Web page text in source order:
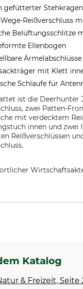
gefütterter Stehkragen
Reißverschluss
Belüftungsschlitze
Ellenbogen
mit Klett
Schlaufe für
ist die Deerhunter
zwei Patten-
mit verdecktem
innen und zwei
Reißverschlüssen
Katalog
& Freizeit, Seite